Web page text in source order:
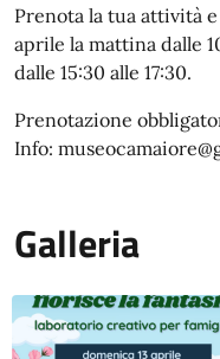
Prenota la tua attività
aprile la mattina dalle
dalle 15:30 alle 17:30.
Prenotazione
Info:
Galleria